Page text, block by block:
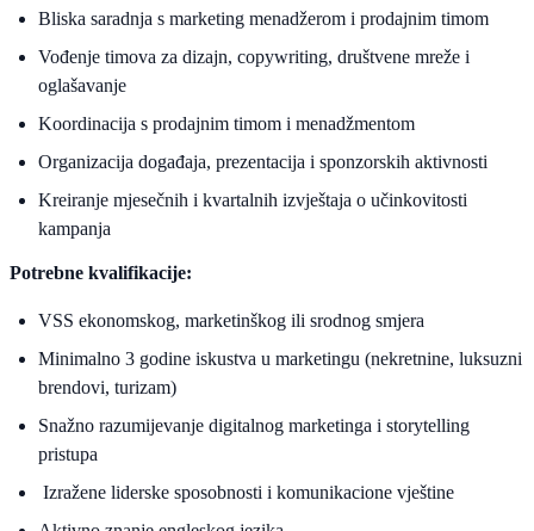
Bliska saradnja s marketing menadžerom i prodajnim timom
Vođenje timova za dizajn, copywriting, društvene mreže i
oglašavanje
Koordinacija s prodajnim timom i menadžmentom
Organizacija događaja, prezentacija i sponzorskih aktivnosti
Kreiranje mjesečnih i kvartalnih izvještaja o učinkovitosti
kampanja
Potrebne kvalifikacije:
VSS ekonomskog, marketinškog ili srodnog smjera
Minimalno 3 godine iskustva u marketingu (nekretnine, luksuzni
brendovi, turizam)
Snažno razumijevanje digitalnog marketinga i storytelling
pristupa
Izražene liderske sposobnosti i komunikacione vještine